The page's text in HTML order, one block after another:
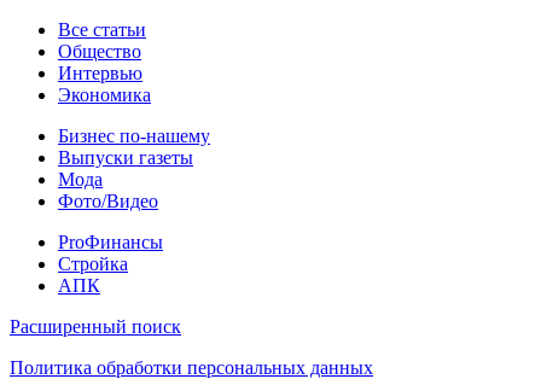
Статьи
Все статьи
Общество
Интервью
Экономика
Разное
Бизнес по-нашему
Выпуски газеты
Мода
Фото/Видео
Pro
ProФинансы
Стройка
АПК
Информация
Расширенный поиск
Политика обработки персональных данных